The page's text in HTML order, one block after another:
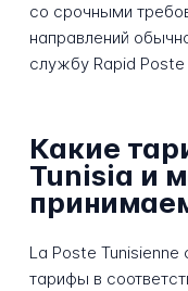
со срочными
направлений
службу Rapid
Какие
Tunisia и
La Poste Tunisienne
тарифы в